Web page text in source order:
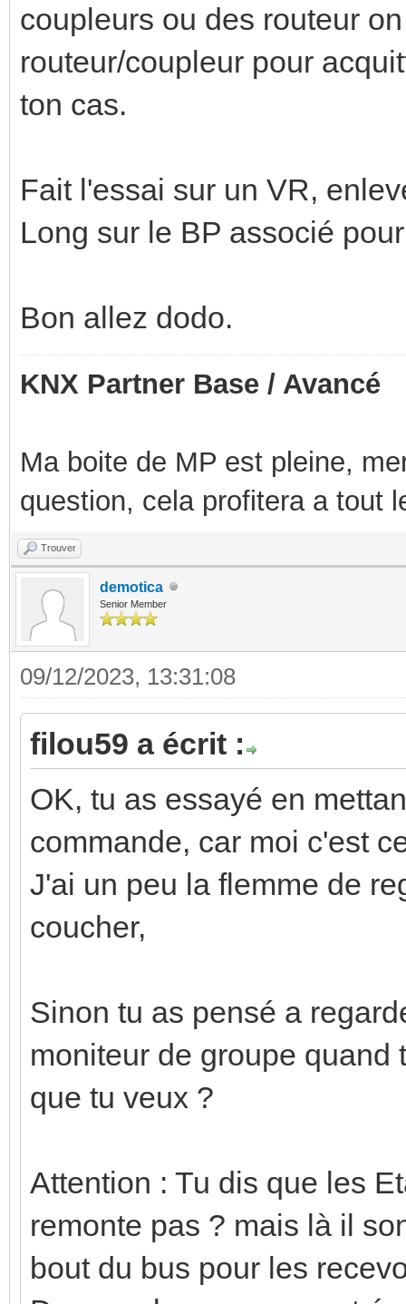
coupleurs ou des routeur
routeur/coupleur pour
ton cas.
Fait l'essai sur un VR,
Long sur le BP associé
Bon allez dodo.
KNX Partner Base / Avancé
Ma boite de MP est pleine,
question, cela profitera a tout
Trouver
demotica
Senior Member
09/12/2023, 13:31:08
filou59 a écrit :
OK, tu as essayé en
commande, car moi c'est
J'ai un peu la flemme de
coucher,
Sinon tu as pensé a
moniteur de groupe quand
que tu veux ?
Attention : Tu dis que les
remonte pas ? mais là il
bout du bus pour les